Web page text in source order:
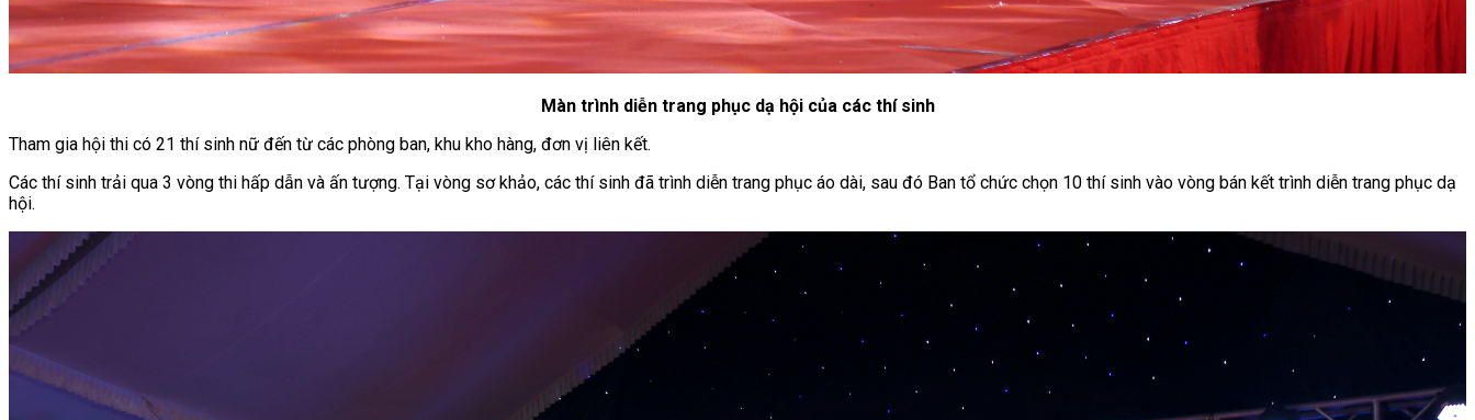
Màn trình diễn trang phục dạ hội của các thí sinh
Tham gia hội thi có 21 thí sinh nữ đến từ các phòng ban, khu kho hàng, đơn vị liên kết.
Các thí sinh trải qua 3 vòng thi hấp dẫn và ấn tượng. Tại vòng sơ khảo, các thí sinh đã trình diễn trang phục áo dài, sau đó Ban tổ chức chọn 10 thí sinh vào vòng bán kết trình diễn trang phục dạ
hội.